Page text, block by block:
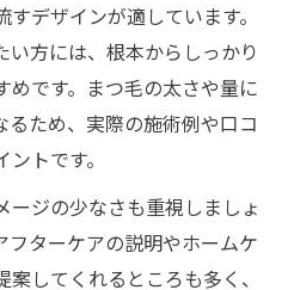
つ毛パーマ活用術
事帰りも美しい目元をキ
まつ毛パーマサロン活用
で選ぶまつ毛パーマの魅
デザインが適しています。
い方には、根本からしっかり
です。まつ毛の太さや量に
るため、実際の施術例や口コ
トです。
ージの少なさも重視しましょ
フターケアの説明やホームケ
してくれるところも多く、